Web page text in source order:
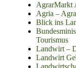
AgrarMarkt
Agria –
Blick ins
Tourismus
Landwirt –
Landwirt